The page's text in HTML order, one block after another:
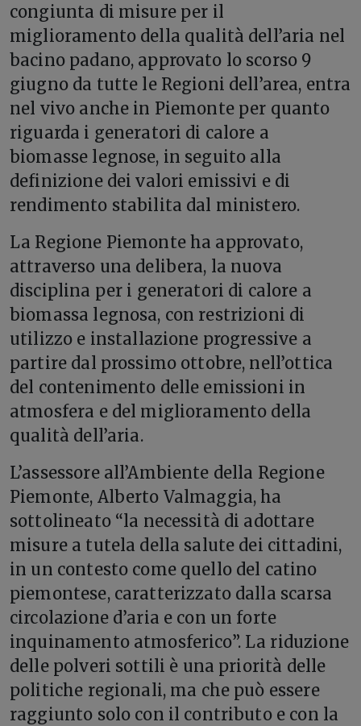
congiunta di misure per il
miglioramento della qualità dell’aria nel
bacino padano, approvato lo scorso 9
giugno da tutte le Regioni dell’area, entra
nel vivo anche in Piemonte per quanto
riguarda i generatori di calore a
biomasse legnose, in seguito alla
definizione dei valori emissivi e di
rendimento stabilita dal ministero.
La Regione Piemonte ha approvato,
attraverso una delibera, la nuova
disciplina per i generatori di calore a
biomassa legnosa, con restrizioni di
utilizzo e installazione progressive a
partire dal prossimo ottobre, nell’ottica
del contenimento delle emissioni in
atmosfera e del miglioramento della
qualità dell’aria.
L’assessore all’Ambiente della Regione
Piemonte, Alberto Valmaggia, ha
sottolineato “la necessità di adottare
misure a tutela della salute dei cittadini,
in un contesto come quello del catino
piemontese, caratterizzato dalla scarsa
circolazione d’aria e con un forte
inquinamento atmosferico”. La riduzione
delle polveri sottili è una priorità delle
politiche regionali, ma che può essere
raggiunto solo con il contributo e con la